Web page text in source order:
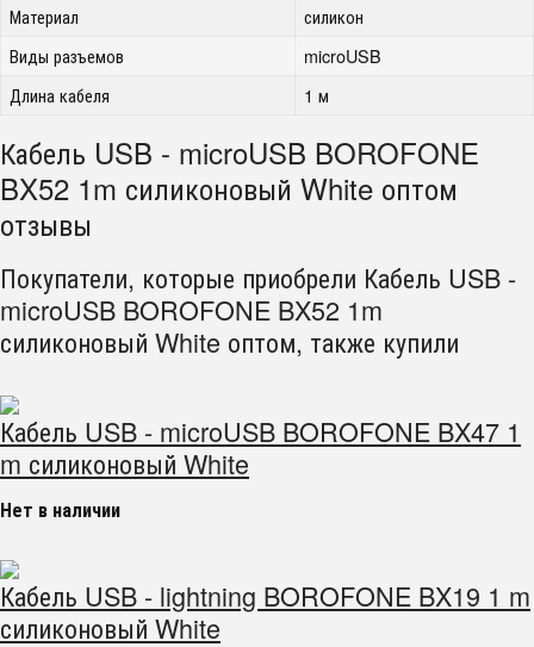
Материал
силикон
Виды разъемов
microUSB
Длина кабеля
1 м
Кабель USB - microUSB BOROFONE
BX52 1m силиконовый White оптом
отзывы
Покупатели, которые приобрели Кабель USB -
microUSB BOROFONE BX52 1m
силиконовый White оптом, также купили
Кабель USB - microUSB BOROFONE BX47 1
m силиконовый White
Нет в наличии
Кабель USB - lightning BOROFONE BX19 1 m
силиконовый White